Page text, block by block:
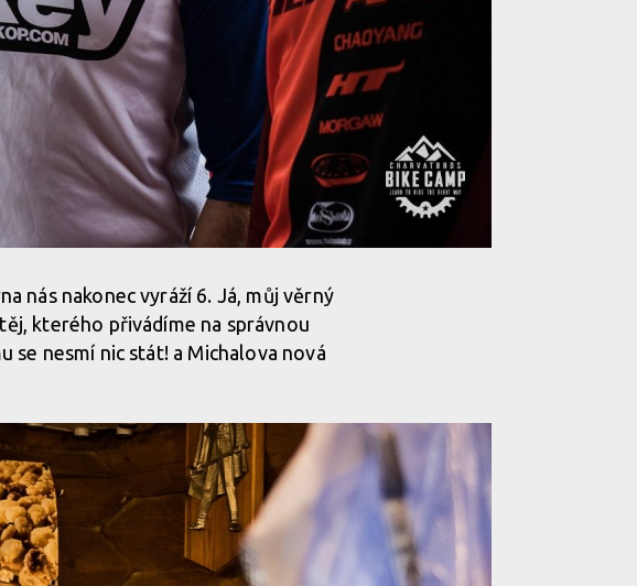
nás nakonec vyráží 6. Já, můj věrný
kterého přivádíme na správnou
se nesmí nic stát! a Michalova nová